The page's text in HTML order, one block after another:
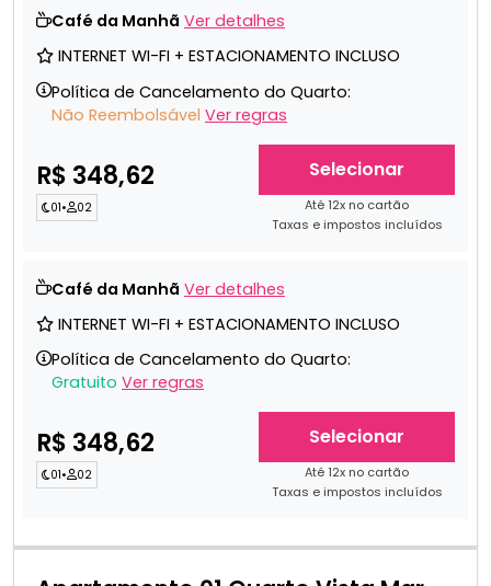
Café da Manhã Ver detalhes
INTERNET WI-FI + ESTACIONAMENTO INCLUSO
Política de Cancelamento do Quarto:
Não Reembolsável Ver regras
R$ 348,62
01• 02
Selecionar
Até 12x no cartão
Taxas e impostos incluídos
Café da Manhã Ver detalhes
INTERNET WI-FI + ESTACIONAMENTO INCLUSO
Política de Cancelamento do Quarto:
Gratuito Ver regras
R$ 348,62
01• 02
Selecionar
Até 12x no cartão
Taxas e impostos incluídos